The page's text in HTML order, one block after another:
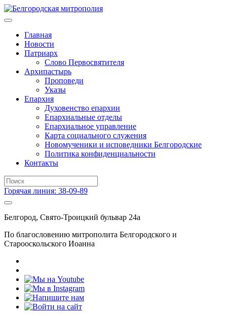
Главная
Новости
Патриарх
Слово Первосвятителя
Архипастырь
Проповеди
Указы
Епархия
Духовенство епархии
Епархиальные отделы
Епархиальное управление
Карта социального служения
Новомученики и исповедники Белгородские
Политика конфиденциальности
Контакты
Горячая линия: 38-09-89
Белгород, Свято-Троицкий бульвар 24а
По благословению митрополита Белгородского и
Старооскольского Иоанна